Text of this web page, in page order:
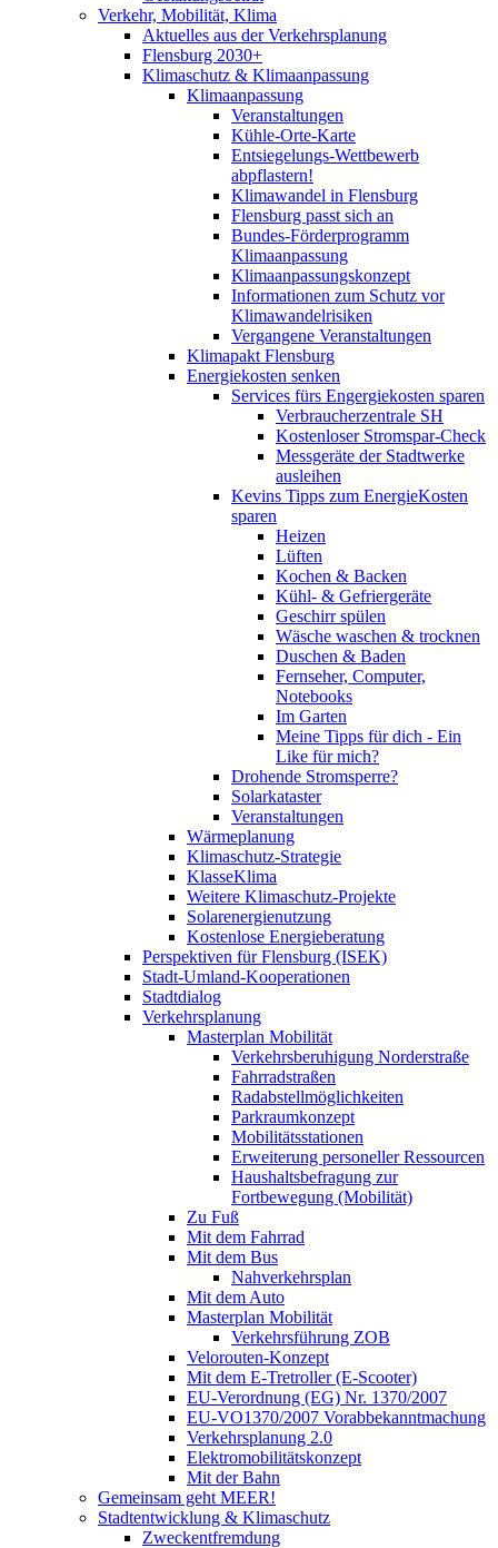
Verkehr, Mobilität, Klima
Aktuelles aus der Verkehrsplanung
Flensburg 2030+
Klimaschutz & Klimaanpassung
Klimaanpassung
Veranstaltungen
Kühle-Orte-Karte
Entsiegelungs-Wettbewerb
abpflastern!
Klimawandel in Flensburg
Flensburg passt sich an
Bundes-Förderprogramm
Klimaanpassung
Klimaanpassungskonzept
Informationen zum Schutz vor
Klimawandelrisiken
Vergangene Veranstaltungen
Klimapakt Flensburg
Energiekosten senken
Services fürs Engergiekosten sparen
Verbraucherzentrale SH
Kostenloser Stromspar-Check
Messgeräte der Stadtwerke
ausleihen
Kevins Tipps zum EnergieKosten
sparen
Heizen
Lüften
Kochen & Backen
Kühl- & Gefriergeräte
Geschirr spülen
Wäsche waschen & trocknen
Duschen & Baden
Fernseher, Computer,
Notebooks
Im Garten
Meine Tipps für dich - Ein
Like für mich?
Drohende Stromsperre?
Solarkataster
Veranstaltungen
Wärmeplanung
Klimaschutz-Strategie
KlasseKlima
Weitere Klimaschutz-Projekte
Solarenergienutzung
Kostenlose Energieberatung
Perspektiven für Flensburg (ISEK)
Stadt-Umland-Kooperationen
Stadtdialog
Verkehrsplanung
Masterplan Mobilität
Verkehrsberuhigung Norderstraße
Fahrradstraßen
Radabstellmöglichkeiten
Parkraumkonzept
Mobilitätsstationen
Erweiterung personeller Ressourcen
Haushaltsbefragung zur
Fortbewegung (Mobilität)
Zu Fuß
Mit dem Fahrrad
Mit dem Bus
Nahverkehrsplan
Mit dem Auto
Masterplan Mobilität
Verkehrsführung ZOB
Velorouten-Konzept
Mit dem E-Tretroller (E-Scooter)
EU-Verordnung (EG) Nr. 1370/2007
EU-VO1370/2007 Vorabbekanntmachung
Verkehrsplanung 2.0
Elektromobilitätskonzept
Mit der Bahn
Gemeinsam geht MEER!
Stadtentwicklung & Klimaschutz
Zweckentfremdung